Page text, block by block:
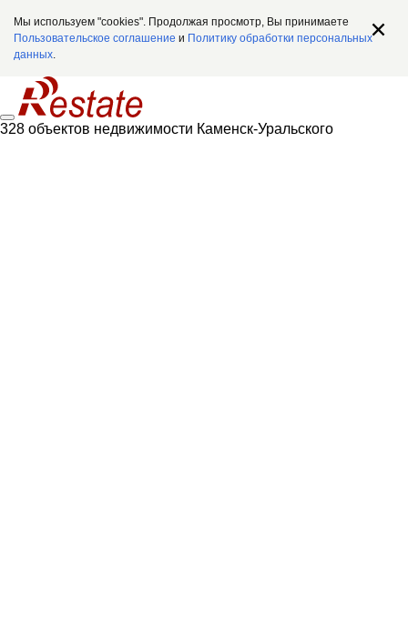
Мы используем "cookies". Продолжая просмотр, Вы принимаете
Пользовательское соглашение и Политику обработки персональных
данных.
328 объектов недвижимости Каменск-Уральского